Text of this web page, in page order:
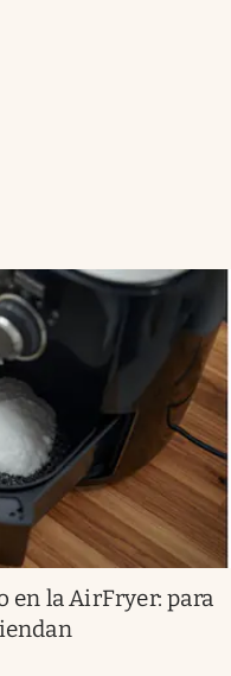
en la AirFryer: para